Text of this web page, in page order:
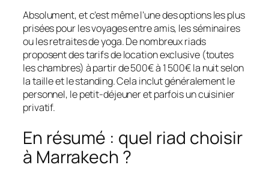
Absolument, et c’est même l’une des options les plus
prisées pour les voyages entre amis, les séminaires
ou les retraites de yoga. De nombreux riads
proposent des tarifs de location exclusive (toutes
les chambres) à partir de 500€ à 1 500€ la nuit selon
la taille et le standing. Cela inclut généralement le
personnel, le petit-déjeuner et parfois un cuisinier
privatif.
En résumé : quel riad choisir
à Marrakech ?